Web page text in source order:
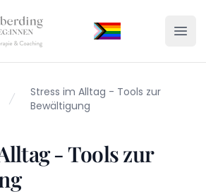
Stress im Alltag - Tools zur
Bewältigung
- Tools zur